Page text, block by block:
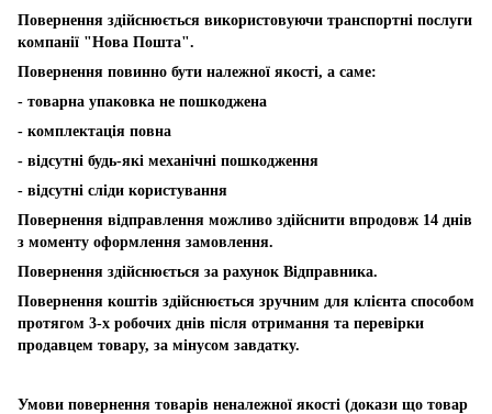
Повернення здійснюється використовуючи транспортні послуги
компанії "Нова Пошта".
Повернення повинно бути належної якості, а саме:
- товарна упаковка не пошкоджена
- комплектація повна
- відсутні будь-які механічні пошкодження
- відсутні сліди користування
Повернення відправлення можливо здійснити впродовж 14 днів
з моменту оформлення замовлення.
Повернення здійснюється за рахунок Відправника.
Повернення коштів здійснюється зручним для клієнта способом
протягом 3-х робочих днів після отримання та перевірки
продавцем товару, за мінусом завдатку.
Умови повернення товарів неналежної якості (докази що товар